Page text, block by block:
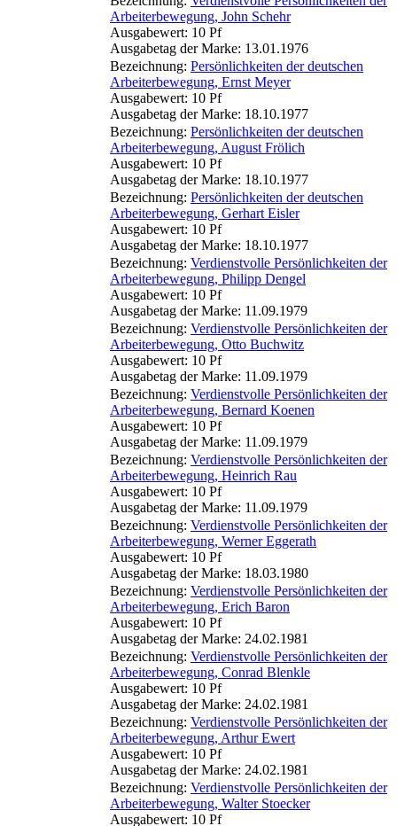
Arbeiterbewegung, John Schehr
Ausgabewert: 10 Pf
Ausgabetag der Marke: 13.01.1976
Bezeichnung: Persönlichkeiten der deutschen
Arbeiterbewegung, Ernst Meyer
Ausgabewert: 10 Pf
Ausgabetag der Marke: 18.10.1977
Bezeichnung: Persönlichkeiten der deutschen
Arbeiterbewegung, August Frölich
Ausgabewert: 10 Pf
Ausgabetag der Marke: 18.10.1977
Bezeichnung: Persönlichkeiten der deutschen
Arbeiterbewegung, Gerhart Eisler
Ausgabewert: 10 Pf
Ausgabetag der Marke: 18.10.1977
Bezeichnung: Verdienstvolle Persönlichkeiten der
Arbeiterbewegung, Philipp Dengel
Ausgabewert: 10 Pf
Ausgabetag der Marke: 11.09.1979
Bezeichnung: Verdienstvolle Persönlichkeiten der
Arbeiterbewegung, Otto Buchwitz
Ausgabewert: 10 Pf
Ausgabetag der Marke: 11.09.1979
Bezeichnung: Verdienstvolle Persönlichkeiten der
Arbeiterbewegung, Bernard Koenen
Ausgabewert: 10 Pf
Ausgabetag der Marke: 11.09.1979
Bezeichnung: Verdienstvolle Persönlichkeiten der
Arbeiterbewegung, Heinrich Rau
Ausgabewert: 10 Pf
Ausgabetag der Marke: 11.09.1979
Bezeichnung: Verdienstvolle Persönlichkeiten der
Arbeiterbewegung, Werner Eggerath
Ausgabewert: 10 Pf
Ausgabetag der Marke: 18.03.1980
Bezeichnung: Verdienstvolle Persönlichkeiten der
Arbeiterbewegung, Erich Baron
Ausgabewert: 10 Pf
Ausgabetag der Marke: 24.02.1981
Bezeichnung: Verdienstvolle Persönlichkeiten der
Arbeiterbewegung, Conrad Blenkle
Ausgabewert: 10 Pf
Ausgabetag der Marke: 24.02.1981
Bezeichnung: Verdienstvolle Persönlichkeiten der
Arbeiterbewegung, Arthur Ewert
Ausgabewert: 10 Pf
Ausgabetag der Marke: 24.02.1981
Bezeichnung: Verdienstvolle Persönlichkeiten der
Arbeiterbewegung, Walter Stoecker
Ausgabewert: 10 Pf